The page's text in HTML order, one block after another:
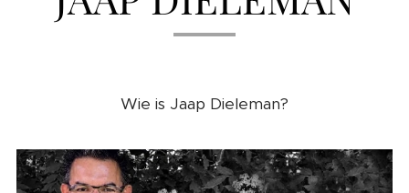
Wie is Jaap Dieleman?